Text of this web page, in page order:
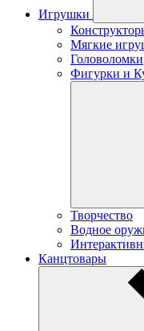
Игрушки
Мягкие
Головоломки
Фигурки и
Творчество
Водное
Канцтовары